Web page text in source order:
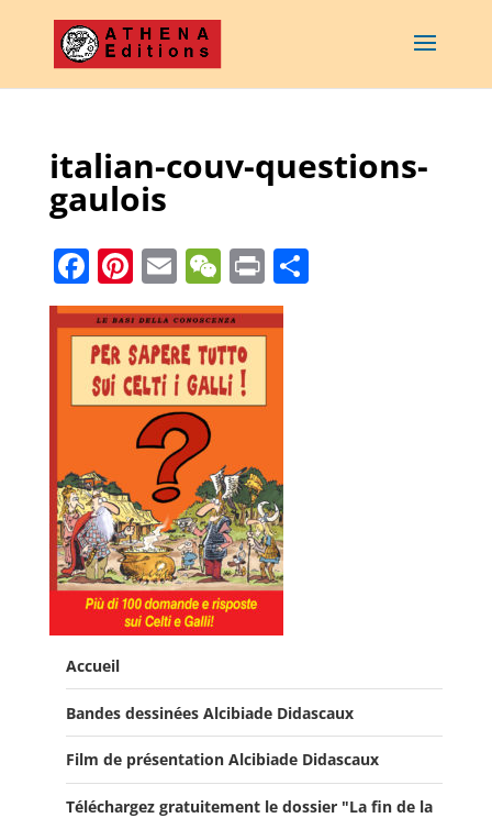
italian-couv-questions-
gaulois
Facebook
Pinterest
EmailWeChat
PrintPartager
Accueil
Bandes dessinées Alcibiade Didascaux
Film de présentation Alcibiade Didascaux
Téléchargez gratuitement le dossier "La fin de la